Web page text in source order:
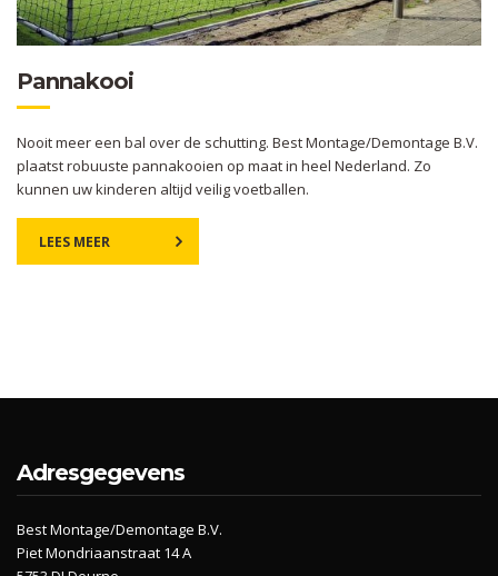
Pannakooi
Nooit meer een bal over de schutting. Best Montage/Demontage B.V.
plaatst robuuste pannakooien op maat in heel Nederland. Zo
kunnen uw kinderen altijd veilig voetballen.
LEES MEER
Adresgegevens
Best Montage/Demontage B.V.
Piet Mondriaanstraat 14 A